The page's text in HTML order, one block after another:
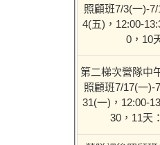
照顧班7/3(一)-7/
4(五)，12:00-
0，10
第二梯次營隊中
照顧班7/17(一)-
31(一)，12:00-
30，11天：